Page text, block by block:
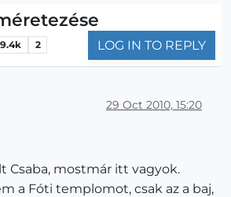
9.4k 2 LOG IN TO REPLY
29 Oct 2010, 15:20
Csaba, mostmár itt vagyok.
a Fóti templomot, csak az a baj,